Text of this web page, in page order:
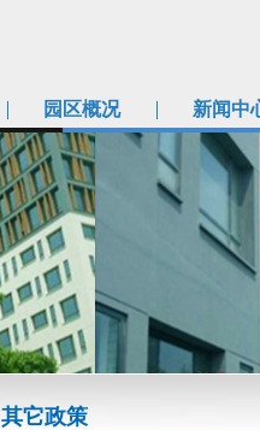
园区概况 新闻中
其它政策